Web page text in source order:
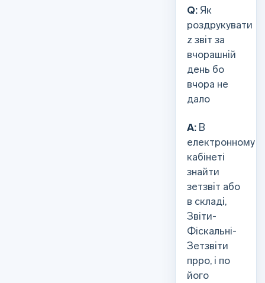
Q: Як
роздрукувати
z звіт за
вчорашній
день бо
вчора не
дало
А: В
електронному
кабінеті
знайти
зетзвіт або
в складі,
Звіти-
Фіскальні-
Зетзвіти
прро, і по
його